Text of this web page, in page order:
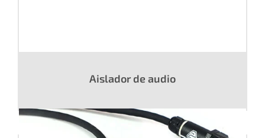
Aislador de audio